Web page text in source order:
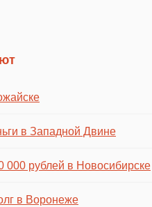
в Западной Двине
000 рублей в Новосибирске
в Воронеже